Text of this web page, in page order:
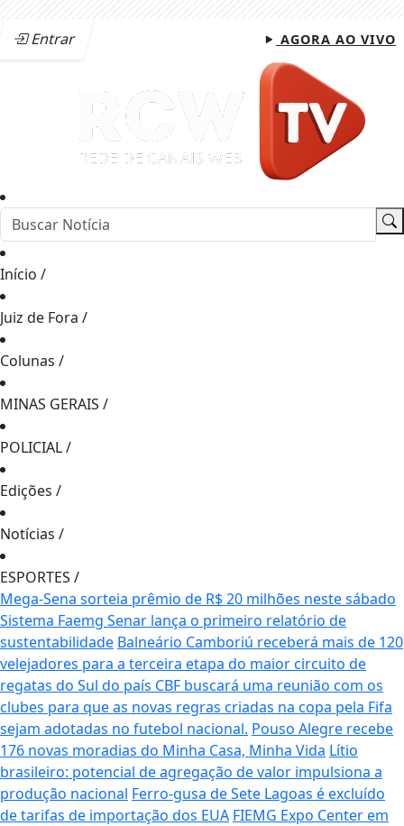
Entrar AGORA AO VIVO
Início /
Juiz de Fora /
Colunas /
MINAS GERAIS /
POLICIAL/
Edições /
Notícias /
ESPORTES /
Mega-Sena sorteia prêmio de R$ 20 milhões neste sábado
Sistema Faemg Senar lança o primeiro relatório de
sustentabilidade Balneário Camboriú receberá mais de 120
velejadores para a terceira etapa do maior circuito de
regatas do Sul do país CBF buscará uma reunião com os
clubes para que as novas regras criadas na copa pela Fifa
sejam adotadas no futebol nacional. Pouso Alegre recebe
176 novas moradias do Minha Casa, Minha Vida Lítio
brasileiro: potencial de agregação de valor impulsiona a
produção nacional Ferro-gusa de Sete Lagoas é excluído
de tarifas de importação dos EUA FIEMG Expo Center em